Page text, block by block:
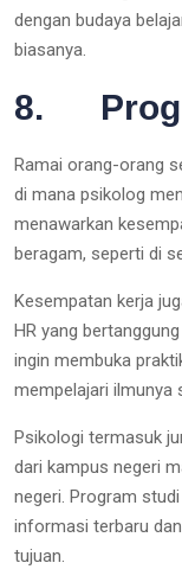
dengan budaya
biasanya.
8.
Ramai orang-orang
di mana psikolog
menawarkan
beragam, seperti di
Kesempatan kerja
HR yang
ingin membuka
mempelajari ilmunya
Psikologi termasuk
dari kampus negeri
negeri. Program
informasi terbaru
tujuan.